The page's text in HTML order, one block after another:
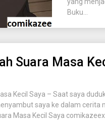
Buku...
Suara Masa
Kecil Saya – Saat saya
saya ke dalam
Masa Kecil Saya